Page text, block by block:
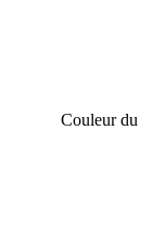
Couleur du